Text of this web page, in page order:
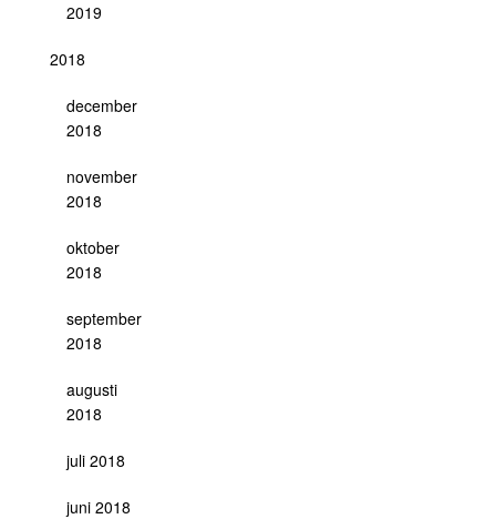
2019
2018
december
2018
november
2018
oktober
2018
september
2018
augusti
2018
juli 2018
juni 2018